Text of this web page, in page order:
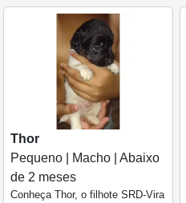
Thor
Pequeno | Macho | Abaixo
de 2 meses
Conheça Thor, o filhote SRD-Vira